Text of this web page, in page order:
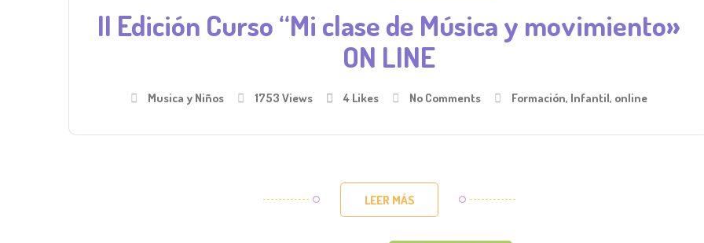
II Edición Curso “Mi clase de Música y movimiento»
ON LINE
Musica y Niños 1753 Views 4 Likes No Comments Formación, Infantil, online
LEER MÁS